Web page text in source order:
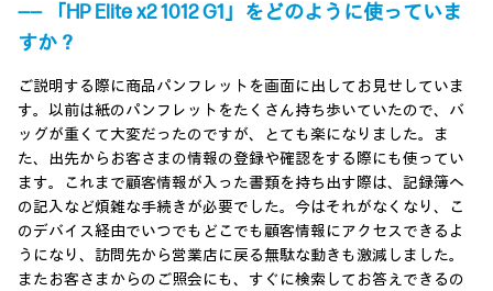
―― 「HP Elite x2 1012 G1」をどのように使っていま
すか？
ご説明する際に商品パンフレットを画面に出してお見せしていま
す。以前は紙のパンフレットをたくさん持ち歩いていたので、バ
ッグが重くて大変だったのですが、とても楽になりました。ま
た、出先からお客さまの情報の登録や確認をする際にも使ってい
ます。これまで顧客情報が入った書類を持ち出す際は、記録簿へ
の記入など煩雑な手続きが必要でした。今はそれがなくなり、こ
のデバイス経由でいつでもどこでも顧客情報にアクセスできるよ
うになり、訪問先から営業店に戻る無駄な動きも激減しました。
またお客さまからのご照会にも、すぐに検索してお答えできるの